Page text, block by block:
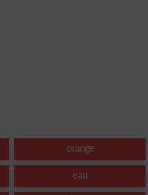
orange
eau